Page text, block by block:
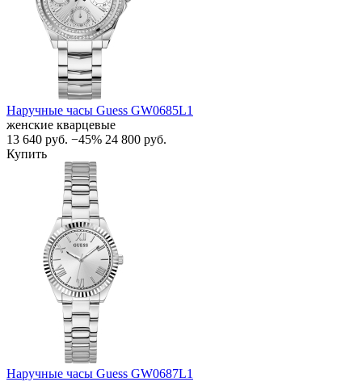
Наручные часы Guess GW0685L1
женские кварцевые
13 640 руб. −45% 24 800 руб.
Купить
Наручные часы Guess GW0687L1